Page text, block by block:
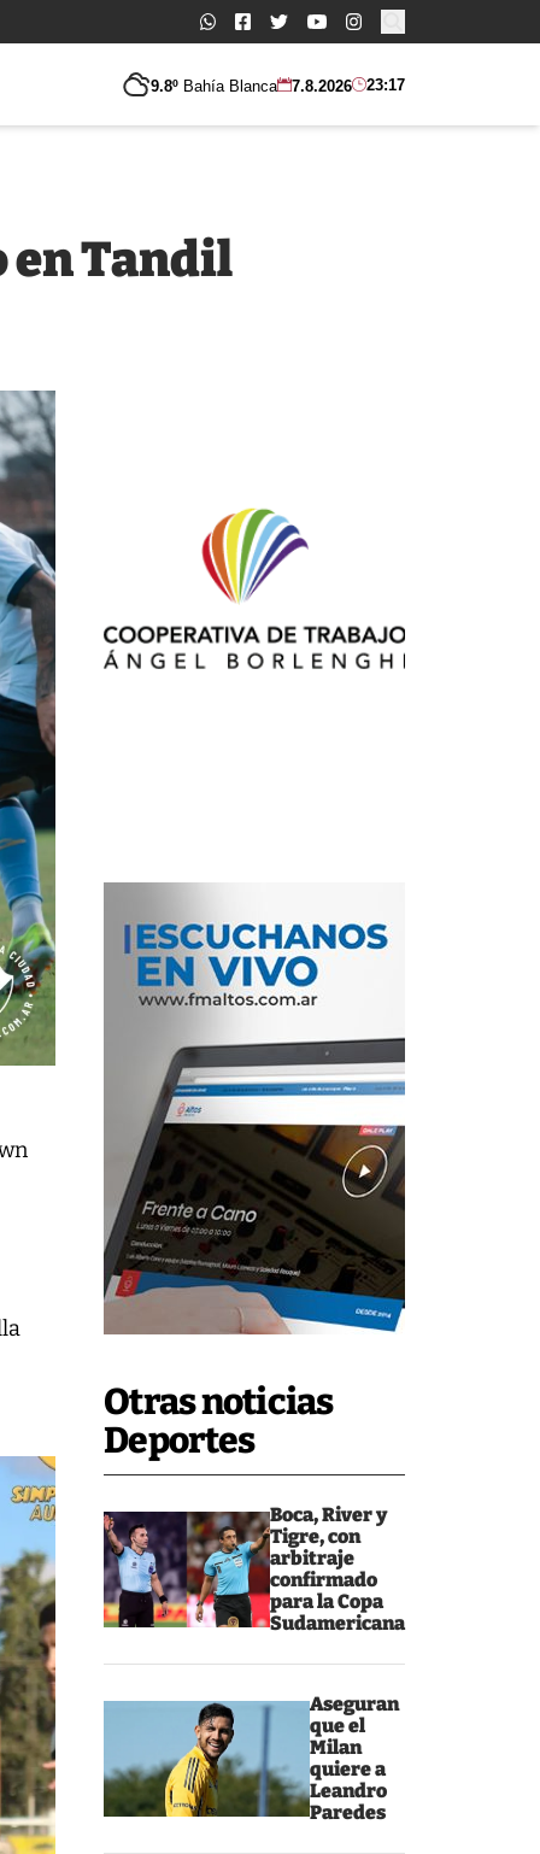
Buscar:
9.8º Bahía Blanca 7.8.2026 23:17
Otras noticias
Deportes
Boca, River y
Tigre, con
arbitraje
confirmado
para la Copa
Sudamericana
Aseguran
que el
Milan
quiere a
Leandro
Paredes
en Tandil